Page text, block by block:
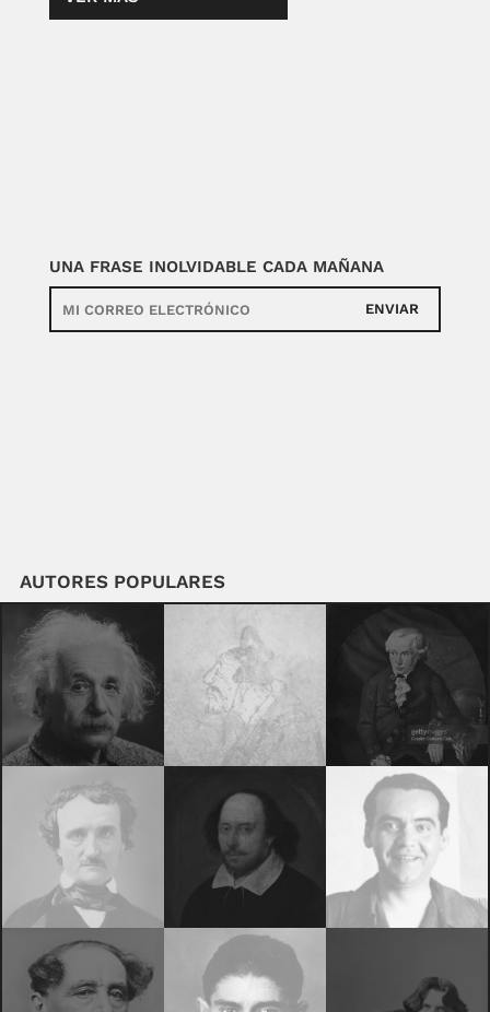
UNA FRASE INOLVIDABLE CADA MAÑANA
ENVIAR
AUTORES POPULARES